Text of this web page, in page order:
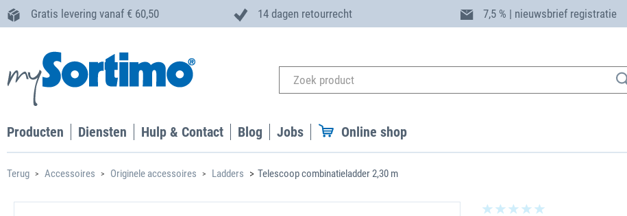
Gratis levering vanaf € 60,50 14 dagen retourrecht 7,5 % | nieuwsbrief registratie
Producten Diensten Hulp & Contact Blog Jobs Online shop
Terug Accessoires Originele accessoires Ladders Telescoop combinatieladder 2,30 m